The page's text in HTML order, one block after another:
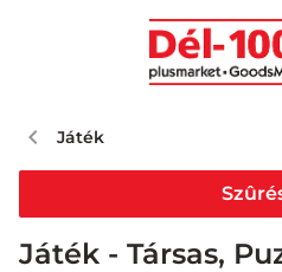
Játék
Játék - Társas,